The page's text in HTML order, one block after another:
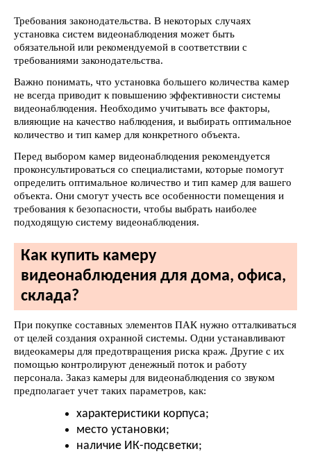
Требования законодательства. В некоторых случаях
установка систем видеонаблюдения может быть
обязательной или рекомендуемой в соответствии с
требованиями законодательства.
Важно понимать, что установка большего количества камер
не всегда приводит к повышению эффективности системы
видеонаблюдения. Необходимо учитывать все факторы,
влияющие на качество наблюдения, и выбирать оптимальное
количество и тип камер для конкретного объекта.
Перед выбором камер видеонаблюдения рекомендуется
проконсультироваться со специалистами, которые помогут
определить оптимальное количество и тип камер для вашего
объекта. Они смогут учесть все особенности помещения и
требования к безопасности, чтобы выбрать наиболее
подходящую систему видеонаблюдения.
Как купить камеру
видеонаблюдения для дома, офиса,
склада?
При покупке составных элементов ПАК нужно отталкиваться
от целей создания охранной системы. Одни устанавливают
видеокамеры для предотвращения риска краж. Другие с их
помощью контролируют денежный поток и работу
персонала. Заказ камеры для видеонаблюдения со звуком
предполагает учет таких параметров, как:
характеристики корпуса;
место установки;
наличие ИК-подсветки;